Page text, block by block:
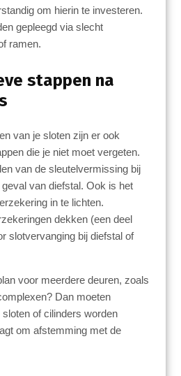
om hierin te investeren.
gepleegd via slecht
ramen.
stappen na
van je sloten zijn er ook
die je niet moet vergeten.
van de sleutelvermissing bij
van diefstal. Ook is het
in te lichten.
dekken (een deel
slotvervanging bij diefstal of
voor meerdere deuren, zoals
Dan moeten
of cilinders worden
om afstemming met de